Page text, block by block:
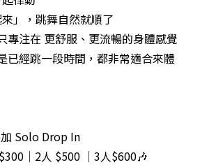
」，跳舞自然就順了
專注在 更舒服、更流暢的身體感覺
已經跳一段時間，都非常適合來體
Solo Drop In
｜2人 $500 ｜3人$600🎶